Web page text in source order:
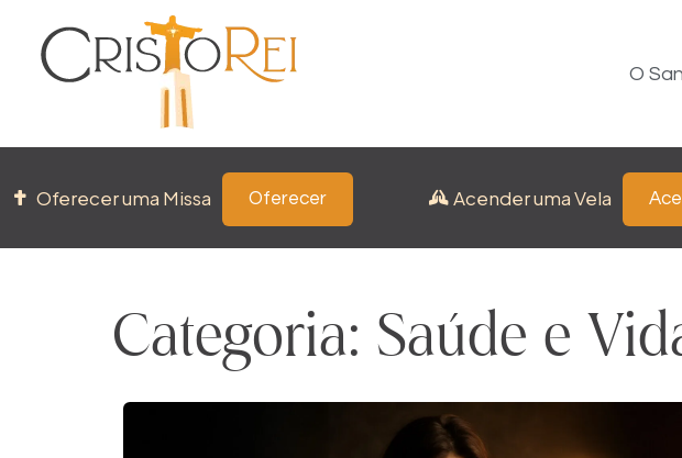
O
Oferecer uma Missa Oferecer Acender uma Vela
Categoria: Saúde e